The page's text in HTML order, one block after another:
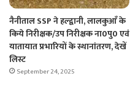
नैनीताल SSP ने हल्द्वानी, लालकुआँ के
किये निरीक्षक/उप निरीक्षक ना0पु0 एवं
यातायात प्रभारियों के स्थानांतरण, देखें
लिस्ट
September 24, 2025